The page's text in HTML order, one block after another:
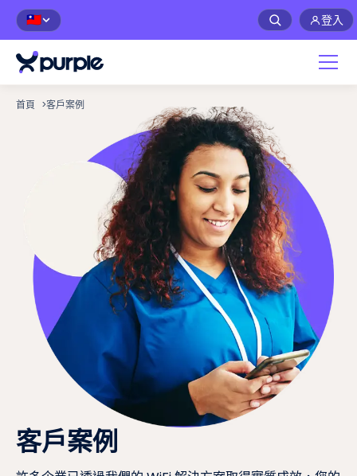
🇹🇼 登入
首頁 >客戶案例
客戶案例